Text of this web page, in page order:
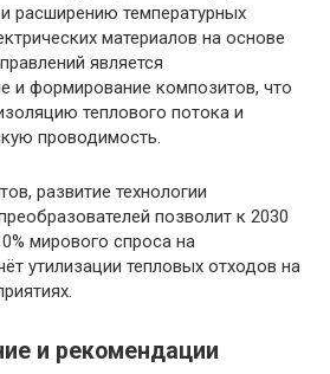
расширению температурных
материалов на основе
является
и формирование композитов, что
теплового потока и
проводимость.
развитие технологии
позволит к 2030
мирового спроса на
утилизации тепловых отходов на
и рекомендации